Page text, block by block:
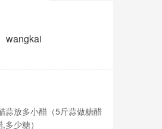
wangkai
蒜放多小醋（5斤蒜做糖醋
少糖）